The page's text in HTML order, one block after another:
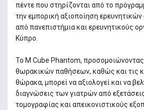
πέντε που στηρίζονται από το
την εμπορική αξιοποίηση
από πανεπιστήμια και ερευνητικούς
Κύπρο.
Το M Cube Phantom, προσομοιώνοντας
θωρακικών παθήσεων, καθώς και τις
θώρακα, μπορεί να αξιολογεί και να
διαγνώσεις των γιατρών από
τομογραφίας και απεικονιστικούς